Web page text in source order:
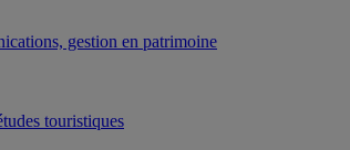
gestion en patrimoine
touristiques